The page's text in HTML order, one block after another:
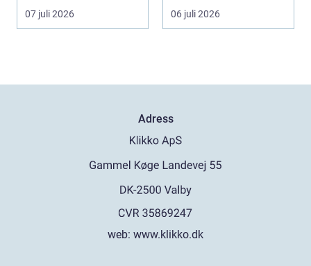
kombinerar
traditionel...
07 juli 2026 06 juli 2026
Adress
web: www.klikko.dk